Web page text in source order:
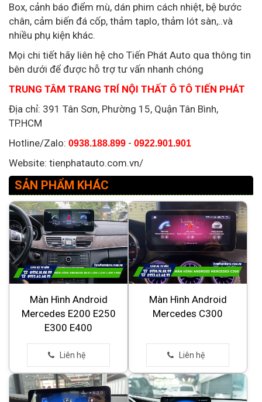
Box, cảnh báo điểm mù, dán phim cách nhiệt, bệ bước
chân, cảm biến đá cốp, thảm taplo, thảm lót sàn,..và
nhiều phụ kiện khác.
Mọi chi tiết hãy liên hệ cho Tiến Phát Auto qua thông tin
bên dưới để được hỗ trợ tư vấn nhanh chóng
TRUNG TÂM TRANG TRÍ NỘI THẤT Ô TÔ TIẾN PHÁT
Địa chỉ: 391 Tân Sơn, Phường 15, Quận Tân Bình,
TP.HCM
Hotline/Zalo: 0938.188.899 - 0922.901.901
Website: tienphatauto.com.vn/
SẢN PHẨM KHÁC
Màn Hình Android
Mercedes E200 E250
E300 E400
Màn Hình Android
Mercedes C300